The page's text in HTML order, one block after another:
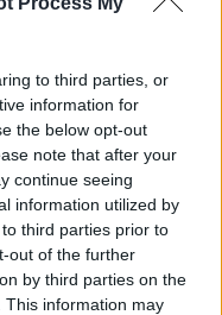
to third parties, or
information for
the below opt-out
note that after your
continue seeing
information utilized by
third parties prior to
out of the further
by third parties on the
This information may
acquistato
alla stazione
M3), che collega
soprattutto la